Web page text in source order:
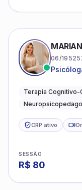
06/
do
Terapia Cognitivo-
CRP ativo
SESSÃO
R$ 80